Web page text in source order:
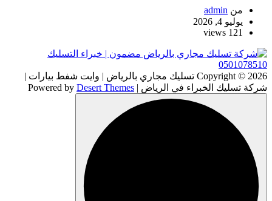
من admin
يوليو 4, 2026
121 views
Copyright © 2026 تسليك مجاري بالرياض | وايت شفط بيارات |
شركة تسليك الخبراء في الرياض | Powered by Desert Themes